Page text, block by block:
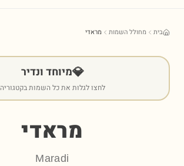
בית מחולל השמות מראדי
💎מיוחד ונדיר
לחצו לגלות את כל השמות בקטגוריה
מראדי
Maradi